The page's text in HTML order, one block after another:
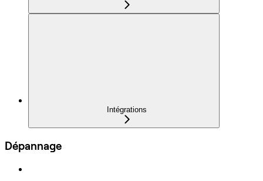
Intégrations
Dépannage